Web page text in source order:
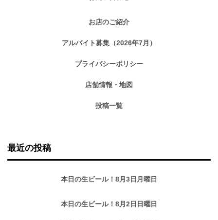
お店のご紹介
アルバイト募集（2026年7月）
プライバシーポリシー
店舗情報・地図
投稿一覧
最近の投稿
本日の生ビール！8月3日月曜日
本日の生ビール！8月2日日曜日